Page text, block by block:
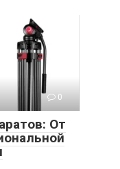
0
От